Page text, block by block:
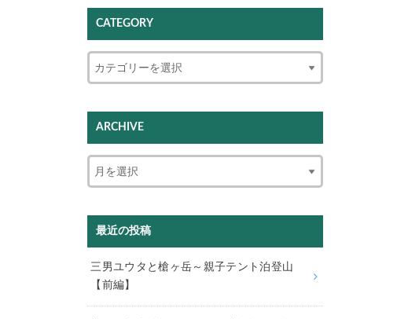
CATEGORY
ARCHIVE
最近の投稿
三男ユウタと槍ヶ岳～親子テント泊登山
【前編】